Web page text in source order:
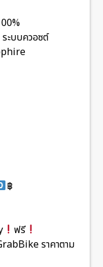
ะบบควอซต์
฿
ฟรี
ราคาตาม